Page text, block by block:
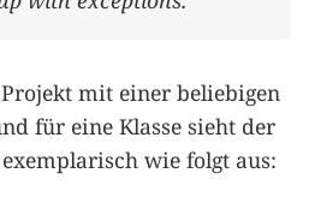
mit einer beliebigen
für eine Klasse sieht der
wie folgt aus: